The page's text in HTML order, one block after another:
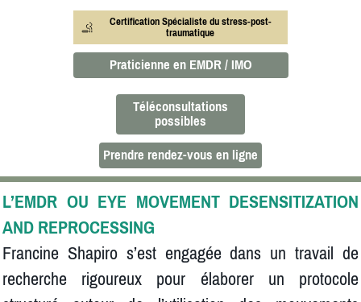
Certification Spécialiste du stress-post-
traumatique
Praticienne en EMDR / IMO
Téléconsultations
possibles
Prendre rendez-vous en ligne
L’EMDR OU EYE MOVEMENT DESENSITIZATION
AND REPROCESSING
Francine Shapiro s’est engagée dans un travail de
recherche rigoureux pour élaborer un protocole